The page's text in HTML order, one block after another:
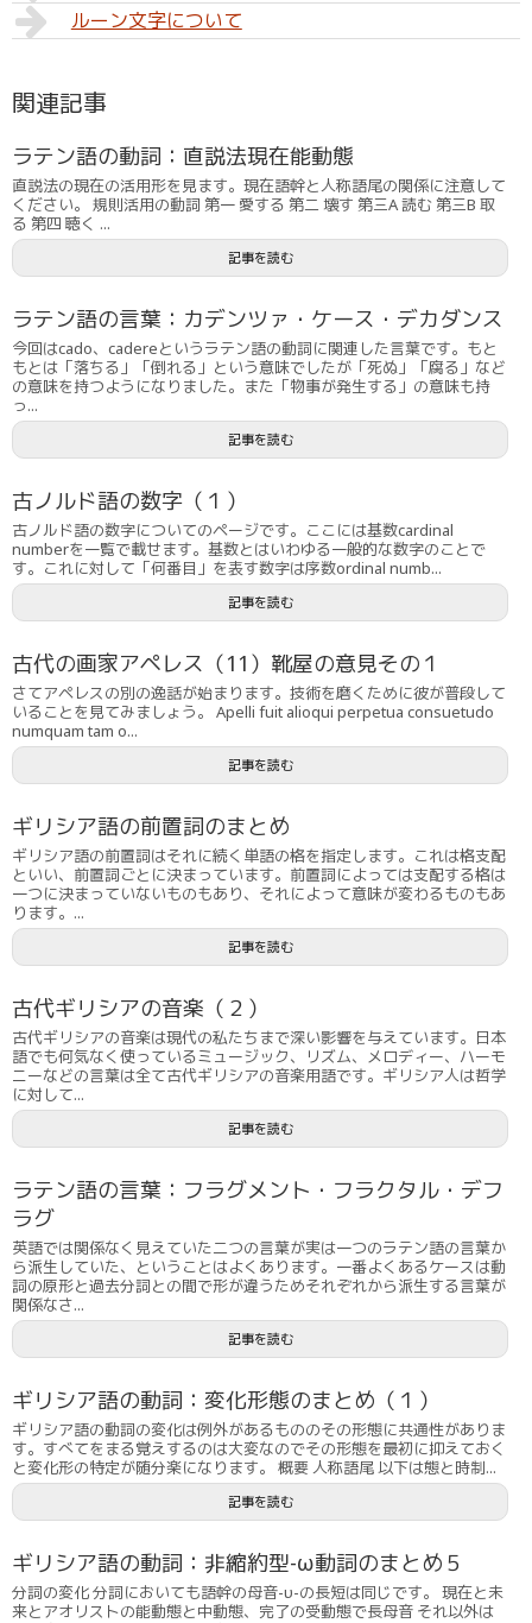
ルーン文字について
関連記事
ラテン語の動詞：直説法現在能動態
直説法の現在の活用形を見ます。現在語幹と人称語尾の関係に注意して
ください。 規則活用の動詞 第一 愛する 第二 壊す 第三A 読む 第三B 取
る 第四 聴く ...
記事を読む
ラテン語の言葉：カデンツァ・ケース・デカダンス
今回はcado、cadereというラテン語の動詞に関連した言葉です。もと
もとは「落ちる」「倒れる」という意味でしたが「死ぬ」「腐る」など
の意味を持つようになりました。また「物事が発生する」の意味も持
っ...
記事を読む
古ノルド語の数字（１）
古ノルド語の数字についてのページです。ここには基数cardinal
numberを一覧で載せます。基数とはいわゆる一般的な数字のことで
す。これに対して「何番目」を表す数字は序数ordinal numb...
記事を読む
古代の画家アペレス（11）靴屋の意見その１
さてアペレスの別の逸話が始まります。技術を磨くために彼が普段して
いることを見てみましょう。 Apelli fuit alioqui perpetua consuetudo
numquam tam o...
記事を読む
ギリシア語の前置詞のまとめ
ギリシア語の前置詞はそれに続く単語の格を指定します。これは格支配
といい、前置詞ごとに決まっています。前置詞によっては支配する格は
一つに決まっていないものもあり、それによって意味が変わるものもあ
ります。...
記事を読む
古代ギリシアの音楽（２）
古代ギリシアの音楽は現代の私たちまで深い影響を与えています。日本
語でも何気なく使っているミュージック、リズム、メロディー、ハーモ
ニーなどの言葉は全て古代ギリシアの音楽用語です。ギリシア人は哲学
に対して...
記事を読む
ラテン語の言葉：フラグメント・フラクタル・デフ
ラグ
英語では関係なく見えていた二つの言葉が実は一つのラテン語の言葉か
ら派生していた、ということはよくあります。一番よくあるケースは動
詞の原形と過去分詞との間で形が違うためそれぞれから派生する言葉が
関係なさ...
記事を読む
ギリシア語の動詞：変化形態のまとめ（１）
ギリシア語の動詞の変化は例外があるもののその形態に共通性がありま
す。すべてをまる覚えするのは大変なのでその形態を最初に抑えておく
と変化形の特定が随分楽になります。 概要 人称語尾 以下は態と時制...
記事を読む
ギリシア語の動詞：非縮約型-ω動詞のまとめ５
分詞の変化 分詞においても語幹の母音-υ-の長短は同じです。 現在と未
来とアオリストの能動態と中動態、完了の受動態で長母音 それ以外は